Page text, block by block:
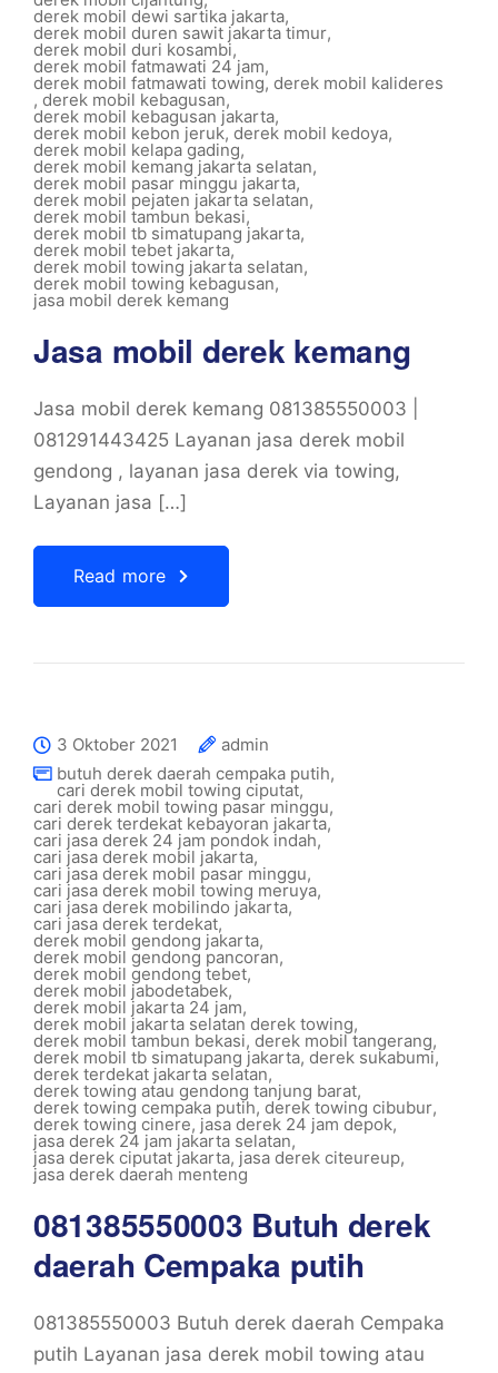
derek mobil dewi sartika jakarta,
derek mobil duren sawit jakarta timur,
derek mobil duri kosambi,
derek mobil fatmawati 24 jam,
derek mobil fatmawati towing, derek mobil kalideres
, derek mobil kebagusan,
derek mobil kebagusan jakarta,
derek mobil kebon jeruk, derek mobil kedoya,
derek mobil kelapa gading,
derek mobil kemang jakarta selatan,
derek mobil pasar minggu jakarta,
derek mobil pejaten jakarta selatan,
derek mobil tambun bekasi,
derek mobil tb simatupang jakarta,
derek mobil tebet jakarta,
derek mobil towing jakarta selatan,
derek mobil towing kebagusan,
jasa mobil derek kemang
Jasa mobil derek kemang
Jasa mobil derek kemang 081385550003 |
081291443425 Layanan jasa derek mobil
gendong , layanan jasa derek via towing,
Layanan jasa […]
Read more
3 Oktober 2021
admin
butuh derek daerah cempaka putih,
cari derek mobil towing ciputat,
cari derek mobil towing pasar minggu,
cari derek terdekat kebayoran jakarta,
cari jasa derek 24 jam pondok indah,
cari jasa derek mobil jakarta,
cari jasa derek mobil pasar minggu,
cari jasa derek mobil towing meruya,
cari jasa derek mobilindo jakarta,
cari jasa derek terdekat,
derek mobil gendong jakarta,
derek mobil gendong pancoran,
derek mobil gendong tebet,
derek mobil jabodetabek,
derek mobil jakarta 24 jam,
derek mobil jakarta selatan derek towing,
derek mobil tambun bekasi, derek mobil tangerang,
derek mobil tb simatupang jakarta, derek sukabumi,
derek terdekat jakarta selatan,
derek towing atau gendong tanjung barat,
derek towing cempaka putih, derek towing cibubur,
derek towing cinere, jasa derek 24 jam depok,
jasa derek 24 jam jakarta selatan,
jasa derek ciputat jakarta, jasa derek citeureup,
jasa derek daerah menteng
081385550003 Butuh derek
daerah Cempaka putih
081385550003 Butuh derek daerah Cempaka
putih Layanan jasa derek mobil towing atau